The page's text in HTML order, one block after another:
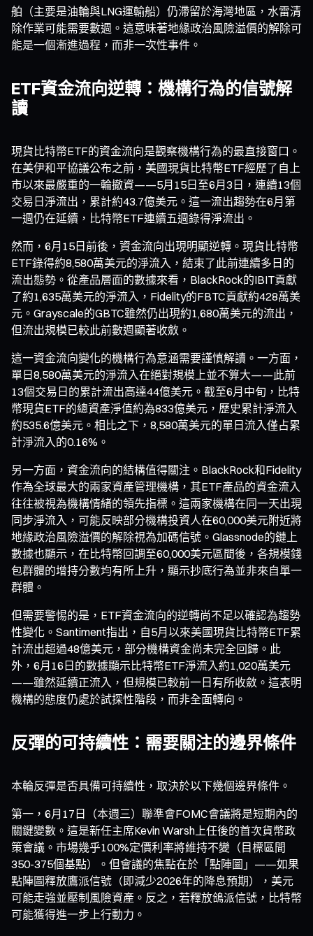
舶（主要是油輪與LNG運輸船）仍滯留於海灣地區，水雷清
除作業可能需要數週。這意味著地緣政治風險溢價的解除可
能是一個漸進過程，而非一次性事件。
ETF資金流向逆轉：機構行為的信號解
讀
現貨比特幣ETF的資金流向是觀察機構行為的最直接窗口。
在美伊和平協議公布之前，美國現貨比特幣ETF經歷了自上
市以來最嚴重的一輪撤資——5月15日至6月3日，連續13個
交易日淨流出，累計約43.7億美元。這一流出趨勢在6月第
一週仍在延續，比特幣ETF連續五週錄得淨流出。
然而，6月15日前後，資金流向出現明顯逆轉。現貨比特幣
ETF錄得約8,580萬美元的淨流入，結束了此前連續多日的
流出態勢。從產品層面的數據來看，BlackRock的IBIT貢獻
了約1,635萬美元的淨流入，Fidelity的FBTC貢獻約428萬美
元。Grayscale的GBTC雖然仍出現約1,680萬美元的流出，
但流出規模已較此前數週顯著收斂。
這一資金流向變化的機構行為意涵需要謹慎解讀。一方面，
單日8,580萬美元的淨流入在絕對規模上並不算大——此前
13個交易日的累計流出高達44億美元。截至6月中旬，比特
幣現貨ETF的總資產淨值約為833億美元，歷史累計淨流入
約535.6億美元。相比之下，8,580萬美元的單日流入僅占累
計淨流入的0.16%。
另一方面，資金流向的結構值得關注。BlackRock和Fidelity
作為全球最大的兩家資產管理機構，其ETF產品的資金流入
往往被視為機構情緒的領先指標。這兩家機構在同一天出現
同步淨流入，可能反映部分機構投資人在60,000美元附近將
地緣政治風險溢價的解除視為加碼信號。Glassnode的鏈上
數據也顯示，在比特幣回調至60,000美元區間後，各規模錢
包群體的增持分數均有所上升，顯示抄底行為並非來自單一
群體。
但需要警惕的是，ETF資金流向的逆轉尚不足以確認為趨勢
性變化。Santiment指出，自5月以來美國現貨比特幣ETF累
計流出超過48億美元，部分機構資金尚未完全回歸。此
外，6月16日的數據顯示比特幣ETF淨流入約1,020萬美元
——雖然延續正流入，但規模已較前一日有所收斂。這表明
機構的態度仍處於試探性階段，而非全面轉向。
反彈的可持續性：需要關注的邊界條件
本輪反彈是否具備可持續性，取決於以下幾個邊界條件。
第一，6月17日（本週三）聯準會FOMC會議將是短期內的
關鍵變數。這是新任主席Kevin Warsh上任後的首次貨幣政
策會議。市場幾乎100%定價利率將維持不變（目標區間
350-375個基點）。但會議的焦點在於「點陣圖」——如果
點陣圖釋放鷹派信號（即減少2026年的降息預期），美元
可能走強並壓制風險資產。反之，若釋放鴿派信號，比特幣
可能獲得進一步上行動力。